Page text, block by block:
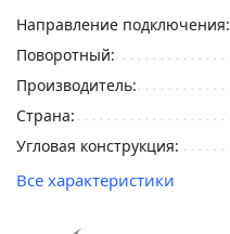
Направление подключения:
Поворотный:
Производитель:
Страна:
Угловая конструкция:
Все характеристики